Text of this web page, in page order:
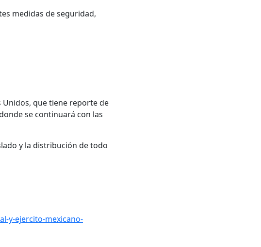
medidas de seguridad,
Unidos, que tiene reporte de
se continuará con las
y la distribución de todo
y-ejercito-mexicano-